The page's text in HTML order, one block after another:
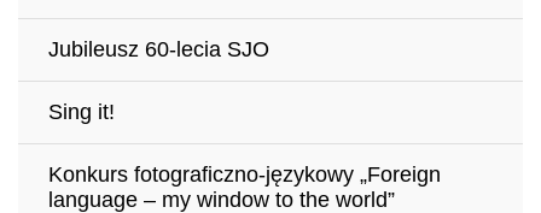
Jubileusz 60-lecia SJO
Sing it!
Konkurs fotograficzno-językowy „Foreign
language – my window to the world”